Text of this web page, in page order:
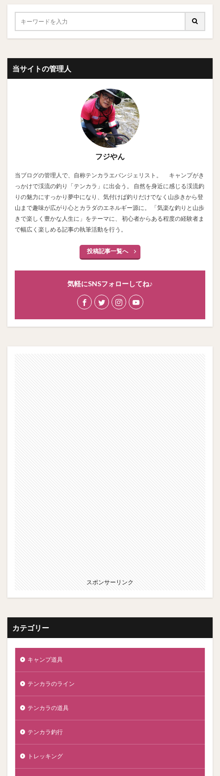
当サイトの管理人
フジやん
当ブログの管理人で、自称テンカラエバンジェリスト。 キャンプがき
っかけで渓流の釣り「テンカラ」に出会う。 自然を身近に感じる渓流釣
りの魅力にすっかり夢中になり、気付けば釣りだけでなく山歩きから登
山まで趣味が広がり心とカラダのエネルギー源に。 「気楽な釣りと山歩
きで楽しく豊かな人生に」をテーマに、 初心者からある程度の経験者ま
で幅広く楽しめる記事の執筆活動を行う。
投稿記事一覧へ
気軽にSNSフォローしてね♪
スポンサーリンク
カテゴリー
キャンプ道具
テンカラのライン
テンカラの道具
テンカラ釣行
トレッキング